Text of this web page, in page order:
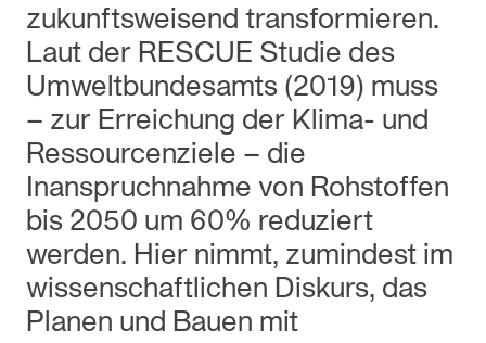
zukunftsweisend transformieren.
Laut der RESCUE Studie des
Umweltbundesamts (2019) muss
– zur Erreichung der Klima- und
Ressourcenziele – die
Inanspruchnahme von Rohstoffen
bis 2050 um 60% reduziert
werden. Hier nimmt, zumindest im
wissenschaftlichen Diskurs, das
Planen und Bauen mit